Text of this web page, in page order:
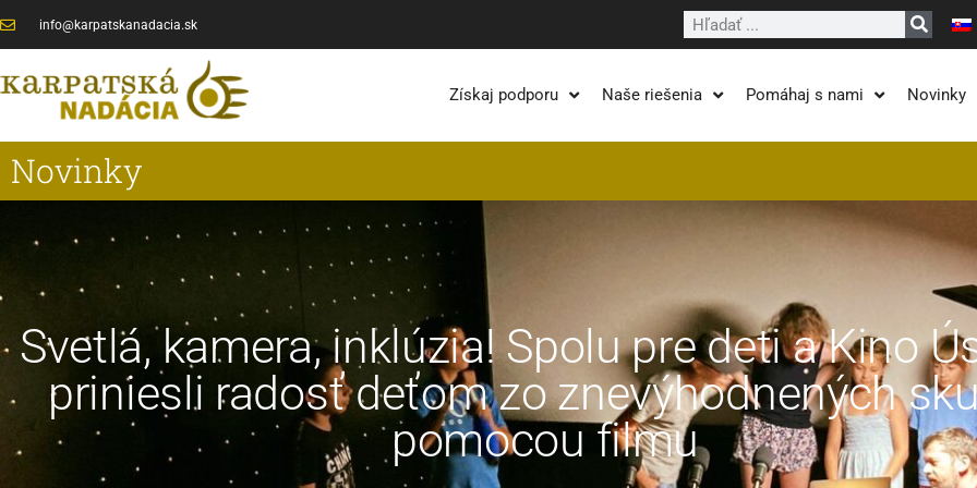
na
info@karpatskanadacia.sk
Vyhľadať
Získaj podporu Naše riešenia Pomáhaj s nami Novinky
Novinky
Svetlá, kamera, inklúzia! Spolu pre deti a Kino
priniesli radosť deťom zo znevýhodnených
pomocou filmu